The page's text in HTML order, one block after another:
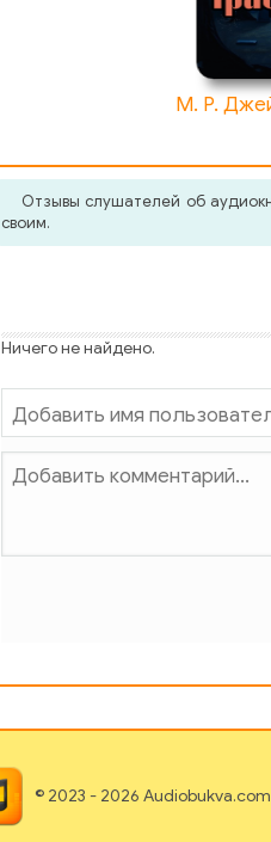
М. Р.
Отзывы слушателей об
своим.
Ничего не найдено.
© 2023 - 2026 Audiobukva.com